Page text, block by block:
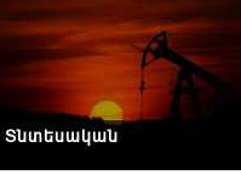
Տնտեսական